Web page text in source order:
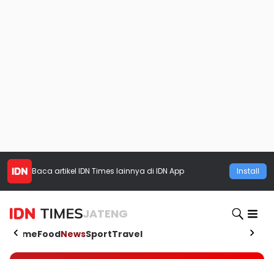
Baca artikel IDN Times lainnya di IDN App Install
JATENG
HomeFoodNewsSportTravel